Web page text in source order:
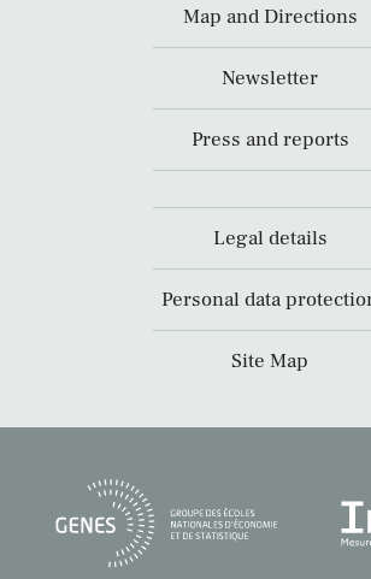
Map and Directions
Newsletter
Press and reports
Legal details
Personal data
Site Map